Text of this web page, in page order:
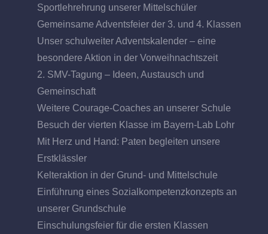
Sportlehrehrung unserer Mittelschüler
Gemeinsame Adventsfeier der 3. und 4. Klassen
Unser schulweiter Adventskalender – eine
besondere Aktion in der Vorweihnachtszeit
2. SMV-Tagung – Ideen, Austausch und
Gemeinschaft
Weitere Courage-Coaches an unserer Schule
Besuch der vierten Klasse im Bayern-Lab Lohr
Mit Herz und Hand: Paten begleiten unsere
Erstklässler
Kelteraktion in der Grund- und Mittelschule
Einführung eines Sozialkompetenzkonzepts an
unserer Grundschule
Einschulungsfeier für die ersten Klassen